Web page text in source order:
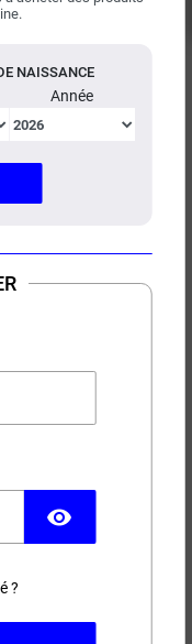
NAISSANCE
Année
visibility
?
FUZE
Taux de nicotine
PANIER